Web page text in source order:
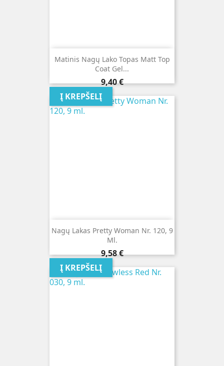
Matinis Nagų Lako Topas Matt Top
Coat Gel...
Kaina
9,40 €
Į KREPŠELĮ
Nagų Lakas Pretty Woman Nr. 120, 9
Ml.
Kaina
9,58 €
Į KREPŠELĮ